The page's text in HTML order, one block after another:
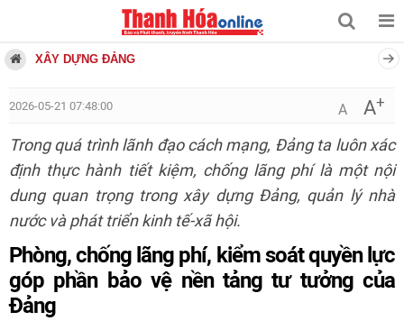
XÂY DỰNG ĐẢNG
2026-05-21 07:48:00 A A+
Trong quá trình lãnh đạo cách mạng, Đảng ta luôn xác
định thực hành tiết kiệm, chống lãng phí là một nội
dung quan trọng trong xây dựng Đảng, quản lý nhà
nước và phát triển kinh tế-xã hội.
Phòng, chống lãng phí, kiểm soát quyền lực
góp phần bảo vệ nền tảng tư tưởng của
Đảng